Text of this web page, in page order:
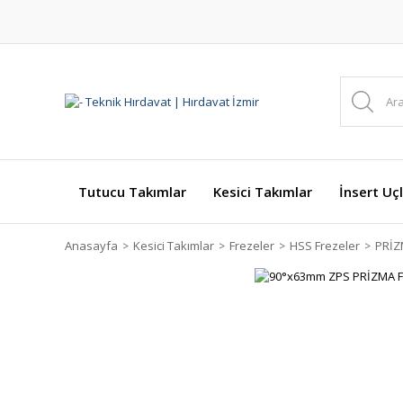
Tutucu Takımlar Kesici Takımlar İnsert
Anasayfa Kesici Takımlar Frezeler HSS Frezeler